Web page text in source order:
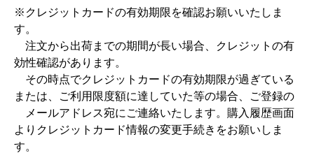
※クレジットカードの有効期限を確認お願いいたしま
す。
注文から出荷までの期間が長い場合、クレジットの有
効性確認があります。
その時点でクレジットカードの有効期限が過ぎている
または、ご利用限度額に達していた等の場合、ご登録の
メールアドレス宛にご連絡いたします。購入履歴画面
よりクレジットカード情報の変更手続きをお願いしま
す。